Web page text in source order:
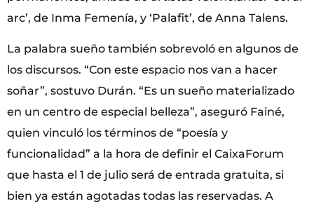
arc’, de Inma Femenía, y ‘Palafit’, de Anna Talens.
La palabra sueño también sobrevoló en algunos de
los discursos. “Con este espacio nos van a hacer
soñar”, sostuvo Durán. “Es un sueño materializado
en un centro de especial belleza”, aseguró Fainé,
quien vinculó los términos de “poesía y
funcionalidad” a la hora de definir el CaixaForum
que hasta el 1 de julio será de entrada gratuita, si
bien ya están agotadas todas las reservadas. A